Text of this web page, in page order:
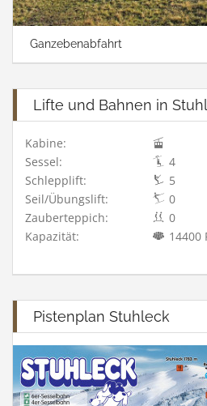
Ganzebenabfahrt
Lifte und Bahnen in
Kabine:
Sessel:
4
Schlepplift:
5
Seil/Übungslift:
0
Zauberteppich:
0
Kapazität:
14400
Pistenplan Stuhleck